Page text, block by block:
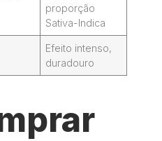
proporção
Sativa-Indica
Efeito intenso,
duradouro